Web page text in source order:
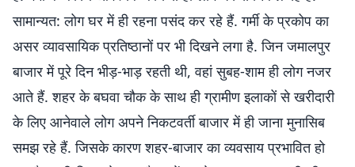
सामान्यत: लोग घर में ही रहना पसंद कर रहे हैं. गर्मी के प्रकोप का
असर व्यावसायिक प्रतिष्ठानों पर भी दिखने लगा है. जिन जमालपुर
बाजार में पूरे दिन भीड़-भाड़ रहती थी, वहां सुबह-शाम ही लोग नजर
आते हैं. शहर के बघवा चौक के साथ ही ग्रामीण इलाकों से खरीदारी
के लिए आनेवाले लोग अपने निकटवर्ती बाजार में ही जाना मुनासिब
समझ रहे हैं. जिसके कारण शहर-बाजार का व्यवसाय प्रभावित हो